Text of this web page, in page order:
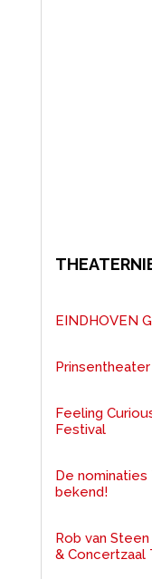
EINDHOVEN
Feeling
Festival
De nominaties
bekend!
Rob van
& Concertzaal